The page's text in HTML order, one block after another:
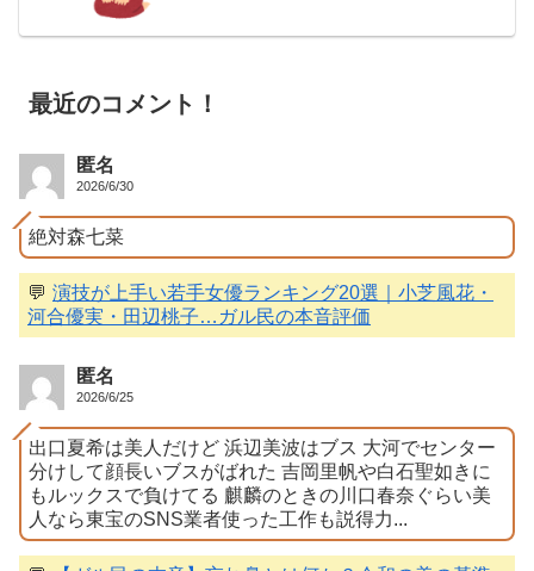
最近のコメント！
匿名
2026/6/30
絶対森七菜
💬 演技が上手い若手女優ランキング20選｜小芝風花・
河合優実・田辺桃子…ガル民の本音評価
匿名
2026/6/25
出口夏希は美人だけど 浜辺美波はブス 大河でセンター
分けして顔長いブスがばれた 吉岡里帆や白石聖如きに
もルックスで負けてる 麒麟のときの川口春奈ぐらい美
人なら東宝のSNS業者使った工作も説得力...